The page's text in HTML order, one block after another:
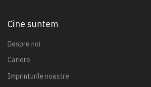
Cine suntem
Despre noi
Cariere
Imprinturile noastre